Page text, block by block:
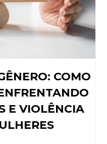
COMO
E VIOLÊNCIA